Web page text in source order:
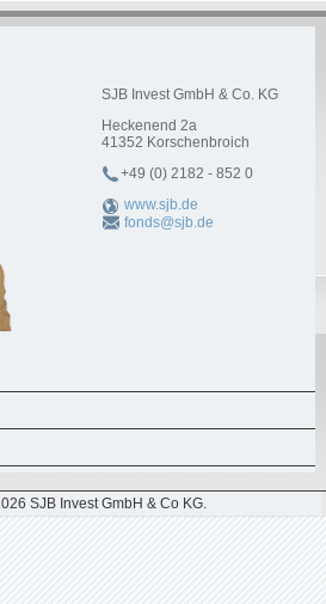
SJB Invest GmbH & Co. KG
Heckenend 2a
41352 Korschenbroich
+49 (0) 2182 - 852 0
www.sjb.de
fonds@sjb.de
SJB Invest GmbH & Co KG.